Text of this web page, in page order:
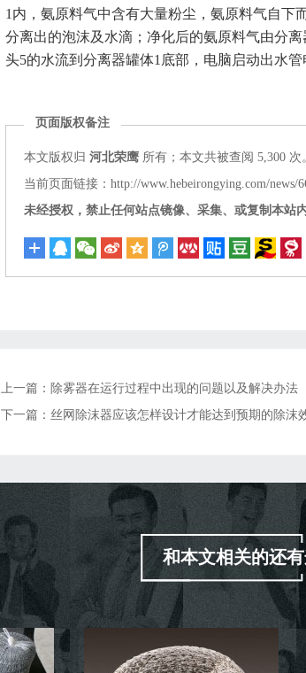
1内，氨原料气中含有大量粉尘，氨原料气自下
分离出的泡沫及水滴；净化后的氨原料气由分
头5的水流到分离器罐体1底部，电脑启动出水
页面版权备注
本文版权归 河北荣鹰 所有；本文共被查阅 5,300 次
当前页面链接：http://www.hebeirongying.com/news/
未经授权，禁止任何站点镜像、采集、或复制本站
上一篇： 除雾器在运行过程中出现的问题以及解决办法
下一篇： 丝网除沫器应该怎样设计才能达到预期的除沫
和本文相关的还